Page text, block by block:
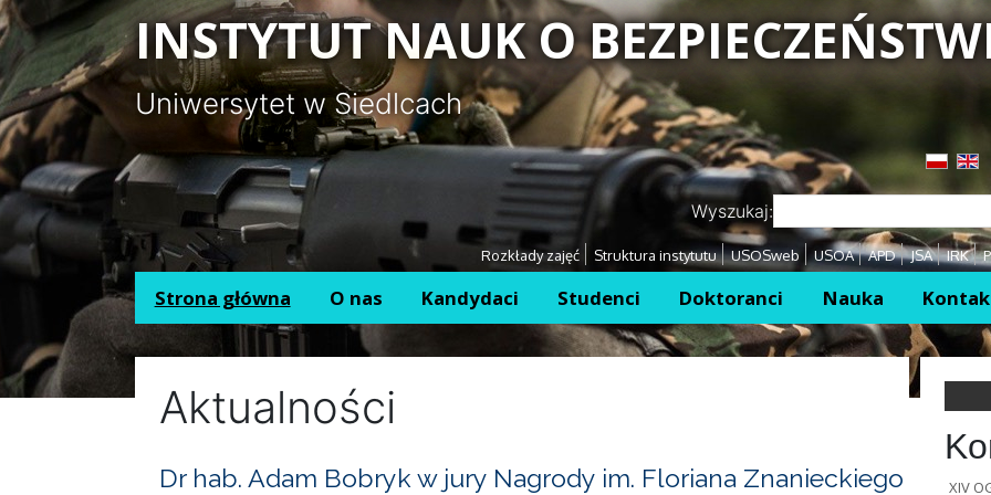
Panel zarządzania plikami cookies
INSTYTUT NAUK O
Uniwersytet w Siedlcach
Przejdź
Przejdź
Wyszukaj:
Rozkłady zajęć Struktura instytutu USOSweb USOA APD JSA IRK
Strona główna O nas Kandydaci Studenci Doktoranci Nauka
Aktualności
Dr hab. Adam Bobryk w jury Nagrody im. Floriana Znanieckiego XIV